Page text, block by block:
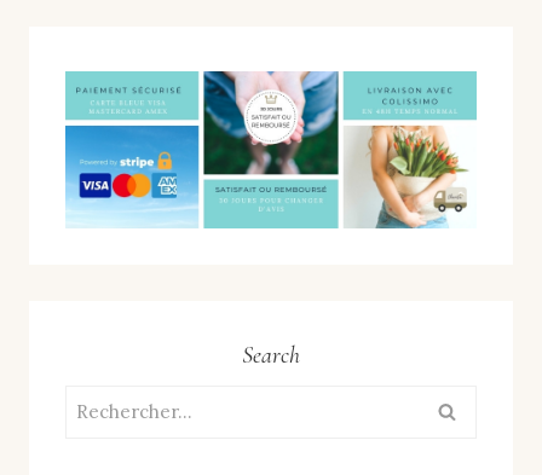
Search
Rechercher :